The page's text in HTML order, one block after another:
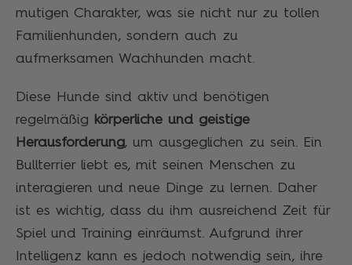
mutigen Charakter, was sie nicht nur zu tollen
Familienhunden, sondern auch zu
aufmerksamen Wachhunden macht.
Diese Hunde sind aktiv und benötigen
regelmäßig
körperliche und geistige
Herausforderung, um ausgeglichen zu sein. Ein
Bullterrier liebt es, mit seinen Menschen zu
interagieren und neue Dinge zu lernen. Daher
ist es wichtig, dass du ihm ausreichend Zeit für
Spiel und Training einräumst. Aufgrund ihrer
Intelligenz kann es jedoch notwendig sein, ihre